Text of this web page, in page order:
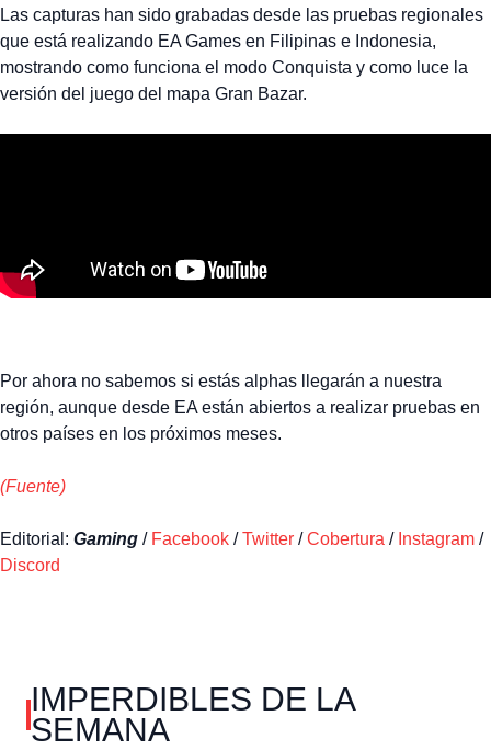
Las capturas han sido grabadas desde las pruebas regionales
que está realizando EA Games en Filipinas e Indonesia,
mostrando como funciona el modo Conquista y como luce la
versión del juego del mapa Gran Bazar.
Por ahora no sabemos si estás alphas llegarán a nuestra
región, aunque desde EA están abiertos a realizar pruebas en
otros países en los próximos meses.
(Fuente)
Editorial: Gaming / Facebook /Twitter /Cobertura / Instagram /
Discord
IMPERDIBLES DE LA
SEMANA